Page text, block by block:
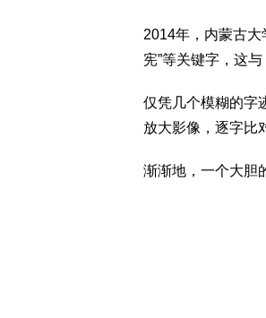
2014年，内蒙古大
宪”等关键字，这
仅凭几个模糊的字
放大影像，逐字比
渐渐地，一个大胆